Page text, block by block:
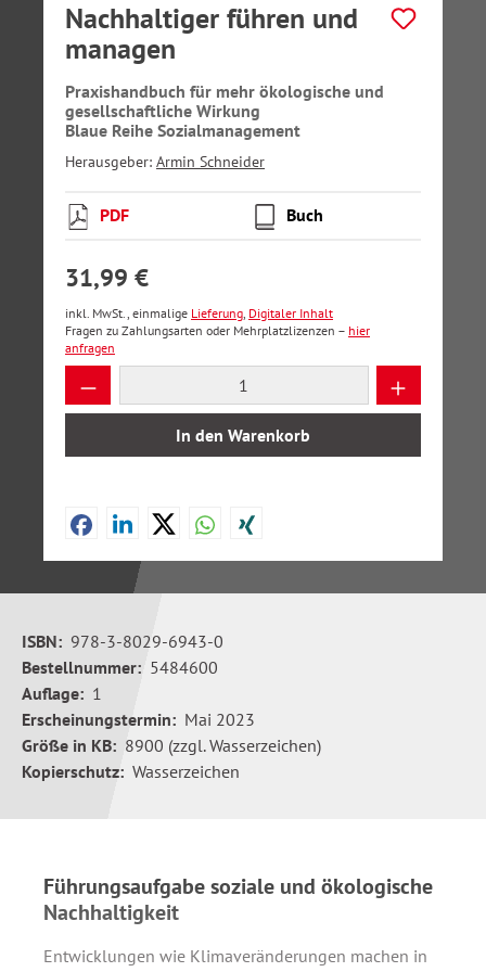
Nachhaltiger führen und
managen
Praxishandbuch für mehr ökologische und
gesellschaftliche Wirkung
Blaue Reihe Sozialmanagement
Herausgeber: Armin Schneider
PDF Buch
31,99 €
inkl. MwSt., einmalige Lieferung, Digitaler Inhalt
Fragen zu Zahlungsarten oder Mehrplatzlizenzen – hier
anfragen
Produkt Anzahl: Gib den gewünschten
In den Warenkorb
ISBN: 978-3-8029-6943-0
Bestellnummer: 5484600
Auflage: 1
Erscheinungstermin: Mai 2023
Größe in KB: 8900 (zzgl. Wasserzeichen)
Kopierschutz: Wasserzeichen
Führungsaufgabe soziale und ökologische
Nachhaltigkeit
Entwicklungen wie Klimaveränderungen machen in